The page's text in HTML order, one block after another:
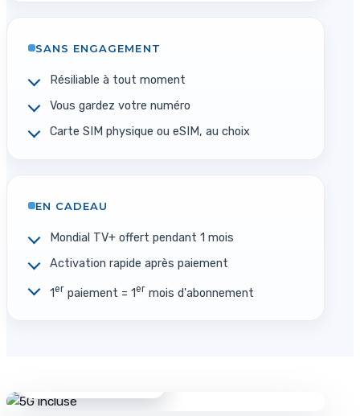
SANS ENGAGEMENT
Résiliable à tout moment
Vous gardez votre numéro
Carte SIM physique ou eSIM, au choix
EN CADEAU
Mondial TV+ offert pendant 1 mois
Activation rapide après paiement
1er paiement = 1er mois d'abonnement